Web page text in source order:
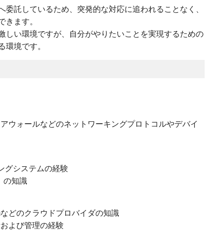
託しているため、突発的な対応に追われることなく、
きます。
しい環境ですが、自分がやりたいことを実現するための
環境です。
ウォールなどのネットワーキングプロトコルやデバイ
グシステムの経験
の知識
どのクラウドプロバイダの知識
よび管理の経験